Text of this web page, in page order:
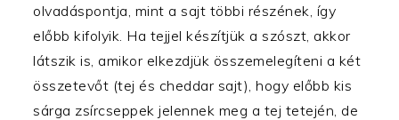
olvadáspontja, mint a sajt többi részének, így
előbb kifolyik. Ha tejjel készítjük a szószt, akkor
látszik is, amikor elkezdjük összemelegíteni a két
összetevőt (tej és cheddar sajt), hogy előbb kis
sárga zsírcseppek jelennek meg a tej tetején, de